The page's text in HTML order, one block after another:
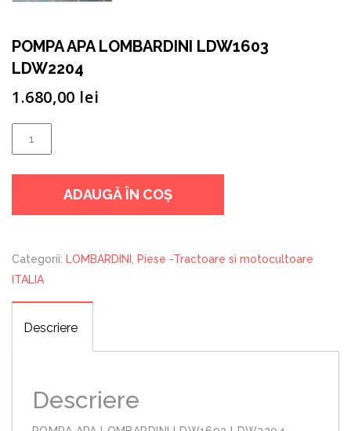
POMPA APA LOMBARDINI LDW1603
LDW2204
1.680,00 lei
POMPA
APA
LOMBARDINI
LDW1603
ADAUGĂ ÎN COȘ
Categorii: LOMBARDINI Piese -Tractoare si motocultoare
ITALIA
Descriere
Descriere